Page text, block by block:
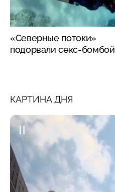
«Северные потоки»
подорвали секс-бомбой
КАРТИНА ДНЯ